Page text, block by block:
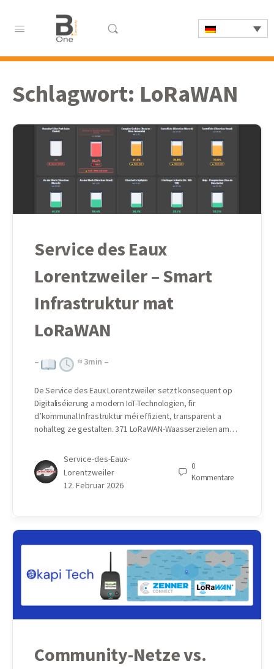
Schlagwort: LoRaWAN
Service des Eaux
Lorentzweiler – Smart
Infrastruktur mat
LoRaWAN
– ≈3min –
De Service des Eaux Lorentzweiler setzt konsequent op
Digitaliséierung a modern IoT-Technologien, fir
d’kommunal Infrastruktur méi effizient, transparent a
nohalteg ze gestalten. 371 LoRaWAN-Waasserzielen am…
Service-des-Eaux-
Lorentzweiler
12. Februar 2026
0
Kommentare
Community-Netze vs.